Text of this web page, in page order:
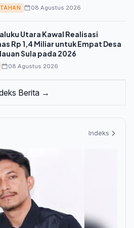
08 Agustus 2026
Utara Kawal Realisasi
Rp 1,4 Miliar untuk Empat Desa
Sula pada 2026
08 Agustus 2026
Berita →
Indeks